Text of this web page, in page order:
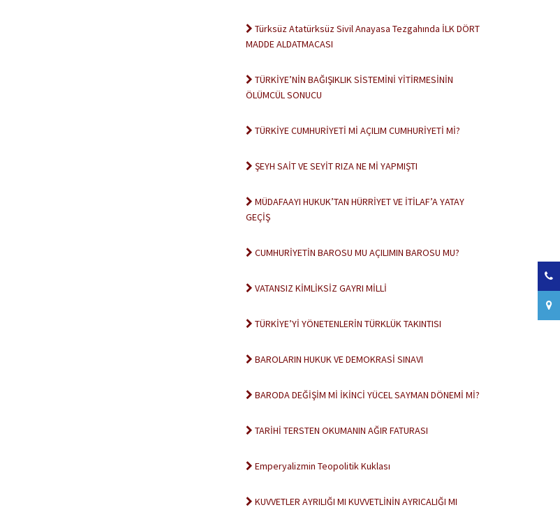
Türksüz Atatürksüz Sivil Anayasa Tezgahında İLK DÖRT
MADDE ALDATMACASI
TÜRKİYE’NİN BAĞIŞIKLIK SİSTEMİNİ YİTİRMESİNİN
ÖLÜMCÜL SONUCU
TÜRKİYE CUMHURİYETİ Mİ AÇILIM CUMHURİYETİ Mİ?
ŞEYH SAİT VE SEYİT RIZA NE Mİ YAPMIŞTI
MÜDAFAAYI HUKUK’TAN HÜRRİYET VE İTİLAF’A YATAY
GEÇİŞ
CUMHURİYETİN BAROSU MU AÇILIMIN BAROSU MU?
VATANSIZ KİMLİKSİZ GAYRI MİLLİ
TÜRKİYE’Yİ YÖNETENLERİN TÜRKLÜK TAKINTISI
BAROLARIN HUKUK VE DEMOKRASİ SINAVI
BARODA DEĞİŞİM Mİ İKİNCİ YÜCEL SAYMAN DÖNEMİ Mİ?
TARİHİ TERSTEN OKUMANIN AĞIR FATURASI
Emperyalizmin Teopolitik Kuklası
KUVVETLER AYRILIĞI MI KUVVETLİNİN AYRICALIĞI MI